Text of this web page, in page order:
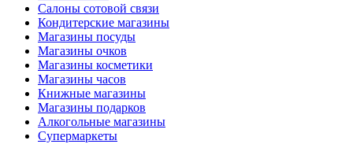
Салоны сотовой связи
Кондитерские магазины
Магазины посуды
Магазины очков
Магазины косметики
Магазины часов
Книжные магазины
Магазины подарков
Алкогольные магазины
Супермаркеты